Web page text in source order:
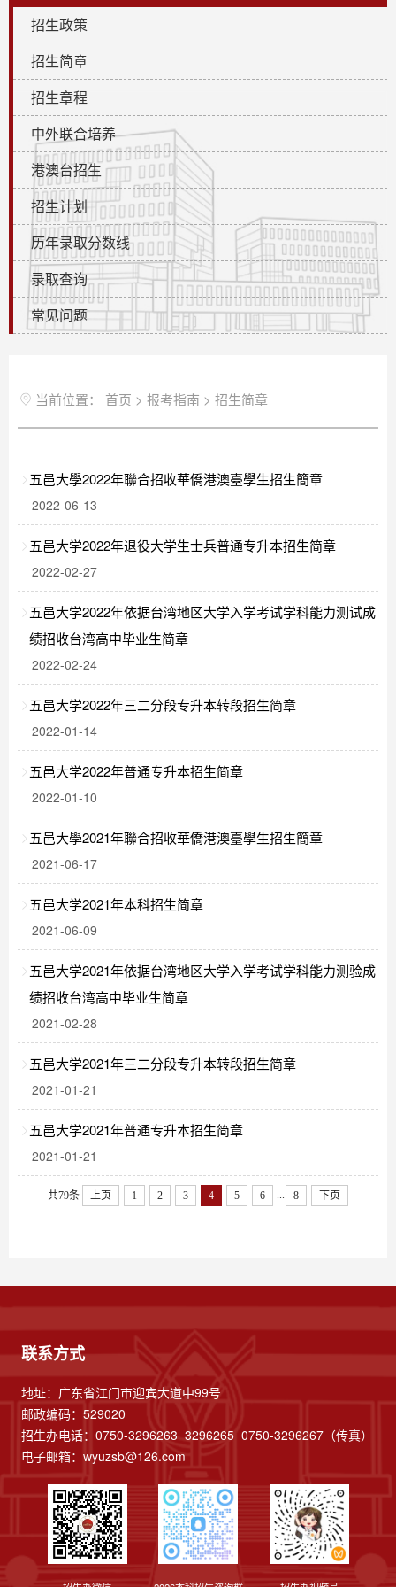
招生政策
招生简章
招生章程
中外联合培养
港澳台招生
招生计划
历年录取分数线
录取查询
常见问题
当前位置： 首页 > 报考指南 > 招生简章
五邑大學2022年聯合招收華僑港澳臺學生招生簡章
2022-06-13
五邑大学2022年退役大学生士兵普通专升本招生简章
2022-02-27
五邑大学2022年依据台湾地区大学入学考试学科能力测试成
绩招收台湾高中毕业生简章
2022-02-24
五邑大学2022年三二分段专升本转段招生简章
2022-01-14
五邑大学2022年普通专升本招生简章
2022-01-10
五邑大學2021年聯合招收華僑港澳臺學生招生簡章
2021-06-17
五邑大学2021年本科招生简章
2021-06-09
五邑大学2021年依据台湾地区大学入学考试学科能力测验成
绩招收台湾高中毕业生简章
2021-02-28
五邑大学2021年三二分段专升本转段招生简章
2021-01-21
五邑大学2021年普通专升本招生简章
2021-01-21
共79条 上页 1 2 3 4 5 6 ... 8 下页
联系方式
地址：广东省江门市迎宾大道中99号
邮政编码：529020
招生办电话：0750-3296263 3296265 0750-3296267（传真）
电子邮箱： wyuzsb@126.com